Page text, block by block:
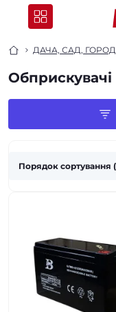
ДАЧА, САД, ГОРОД
Обприскувачі